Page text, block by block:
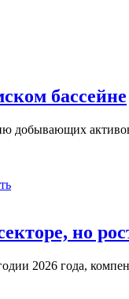
бассейне
добывающих
но
2026 года,